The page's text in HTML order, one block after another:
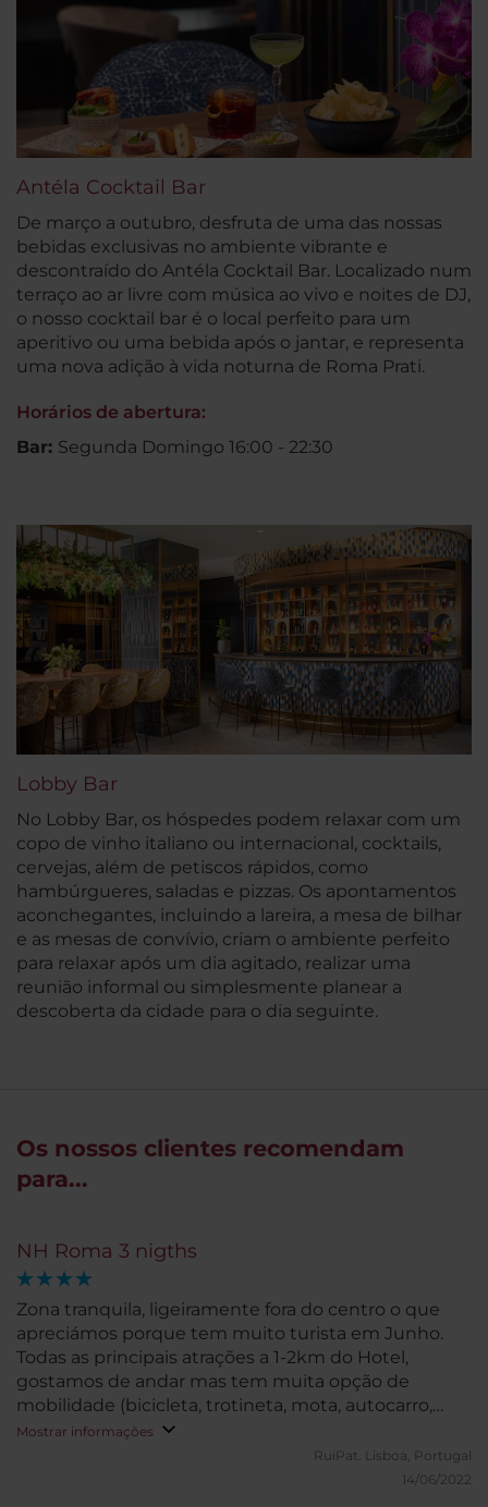
Antéla Cocktail Bar
De março a outubro, desfruta de uma das nossas
bebidas exclusivas no ambiente vibrante e
descontraído do Antéla Cocktail Bar. Localizado num
terraço ao ar livre com música ao vivo e noites de DJ,
o nosso cocktail bar é o local perfeito para um
aperitivo ou uma bebida após o jantar, e representa
uma nova adição à vida noturna de Roma Prati.
Horários de abertura:
Bar: Segunda Domingo 16:00 - 22:30
Lobby Bar
No Lobby Bar, os hóspedes podem relaxar com um
copo de vinho italiano ou internacional, cocktails,
cervejas, além de petiscos rápidos, como
hambúrgueres, saladas e pizzas. Os apontamentos
aconchegantes, incluindo a lareira, a mesa de bilhar
e as mesas de convívio, criam o ambiente perfeito
para relaxar após um dia agitado, realizar uma
reunião informal ou simplesmente planear a
descoberta da cidade para o dia seguinte.
Os nossos clientes recomendam
para...
NH Roma 3 nigths
Zona tranquila, ligeiramente fora do centro o que
apreciámos porque tem muito turista em Junho.
Todas as principais atrações a 1-2km do Hotel,
gostamos de andar mas tem muita opção de
mobilidade (bicicleta, trotineta, mota, autocarro,
etc). Alguns bons restaurantes, gelatarias e bares na
zona. Hotel virado para grupos de empresas o que
torna o ambiente mais calmo e bem frequentado.
Mostrar informações
RuiPat.
Lisboa, Portugal
14/06/2022